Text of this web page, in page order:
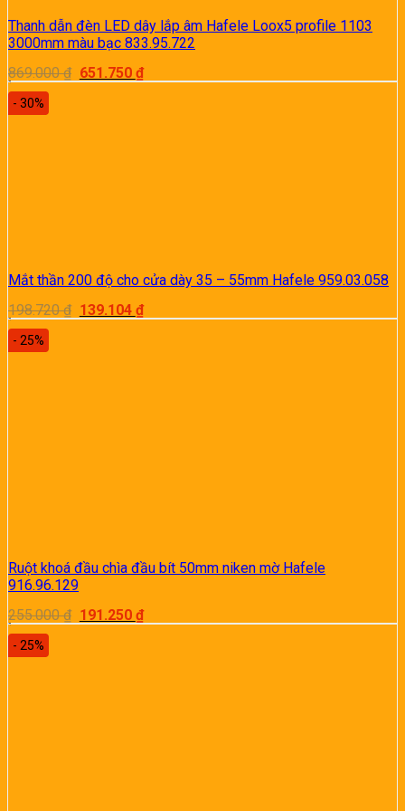
Thanh dẫn đèn LED dây lắp âm Hafele Loox5 profile 1103
3000mm màu bạc 833.95.722
869.000₫ Giá
gốc
651.750 ₫Giá
hiện
- 30%
Mắt thần 200 độ cho cửa dày 35 – 55mm Hafele 959.03.058
198.720₫ Giá
gốc
139.104 ₫Giá
hiện
- 25%
Ruột khoá đầu chìa đầu bít 50mm niken mờ Hafele
916.96.129
255.000₫ Giá
gốc
191.250 ₫Giá
hiện
- 25%